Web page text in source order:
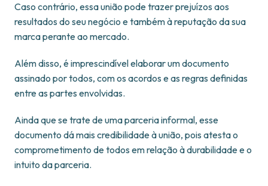
Caso contrário, essa união pode trazer prejuízos aos
resultados do seu negócio e também à reputação da sua
marca perante ao mercado.
Além disso, é imprescindível elaborar um documento
assinado por todos, com os acordos e as regras definidas
entre as partes envolvidas.
Ainda que se trate de uma parceria informal, esse
documento dá mais credibilidade à união, pois atesta o
comprometimento de todos em relação à durabilidade e o
intuito da parceria.